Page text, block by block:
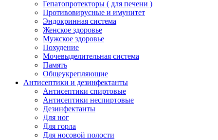
Гепатопротекторы ( для печени )
Противовирусные и имунитет
Эндокринная система
Женское здоровье
Мужское здоровье
Похудение
Мочевыделительная система
Память
Общеукрепляющие
Антисептики и дезинфектанты
Антисептики спиртовые
Антисептики неспиртовые
Дезинфектанты
Для ног
Для горла
Для носовой полости